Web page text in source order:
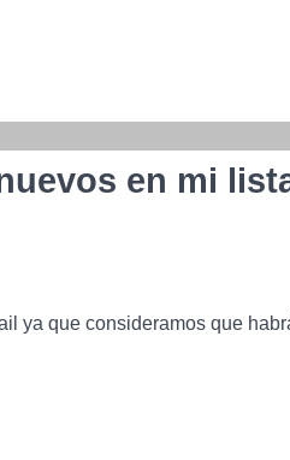
en mi
ya que consideramos que